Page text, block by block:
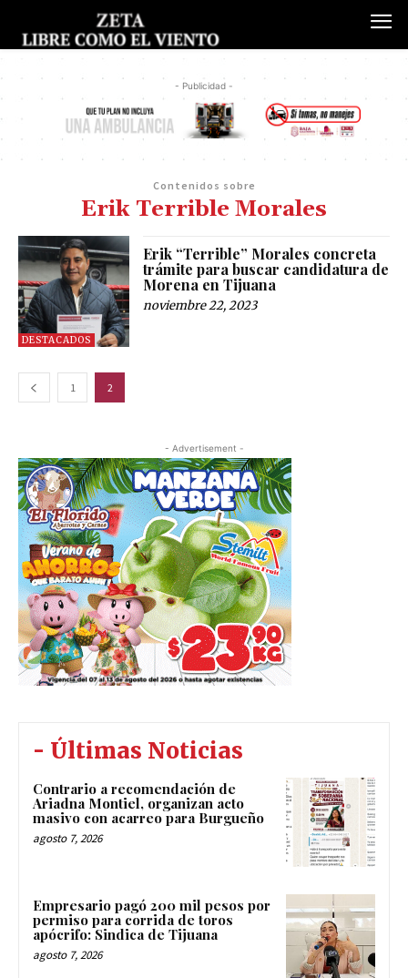
- Publicidad -
Contenidos sobre
Erik Terrible Morales
DESTACADOS
Erik “Terrible” Morales concreta
trámite para buscar candidatura de
Morena en Tijuana
noviembre 22, 2023
1 2
- Advertisement -
- Últimas Noticias
Contrario a recomendación de
Ariadna Montiel, organizan acto
masivo con acarreo para Burgueño
agosto 7, 2026
Empresario pagó 200 mil pesos por
permiso para corrida de toros
apócrifo: Sindica de Tijuana
agosto 7, 2026